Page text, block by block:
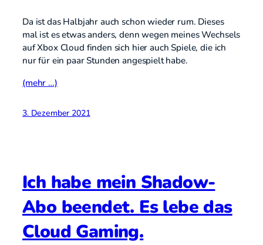
Da ist das Halbjahr auch schon wieder rum. Dieses
mal ist es etwas anders, denn wegen meines Wechsels
auf Xbox Cloud finden sich hier auch Spiele, die ich
nur für ein paar Stunden angespielt habe.
(mehr …)
3. Dezember 2021
Ich habe mein Shadow-
Abo beendet. Es lebe das
Cloud Gaming.